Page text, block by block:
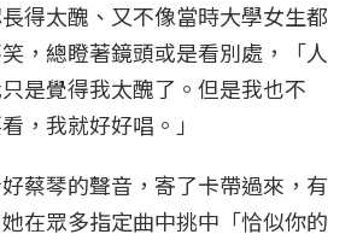
得太醜、又不像當時大學女生都
，總瞪著鏡頭或是看別處，「人
是覺得我太醜了。但是我也不
，我就好好唱。」
蔡琴的聲音，寄了卡帶過來，有
在眾多指定曲中挑中「恰似你的